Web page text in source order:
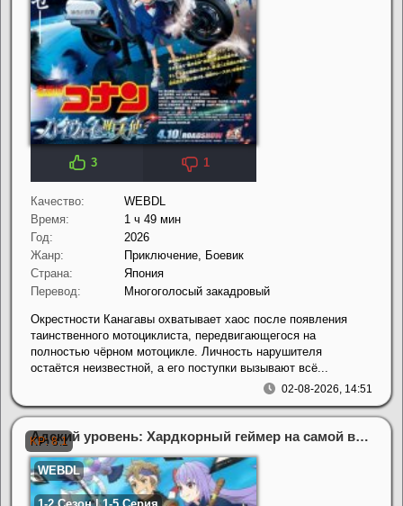
3 1
Качество:
WEBDL
Время:
1 ч 49 мин
Год:
2026
Жанр:
Приключение, Боевик
Страна:
Япония
Перевод:
Многоголосый закадровый
02-08-2026, 14:51
Окрестности Канагавы охватывает хаос после появления
таинственного мотоциклиста, передвигающегося на
полностью чёрном мотоцикле. Личность нарушителя
остаётся неизвестной, а его поступки вызывают всё...
Адский уровень: Хардкорный геймер на самой высокой сложности в другом мире (1-2 Сезон)